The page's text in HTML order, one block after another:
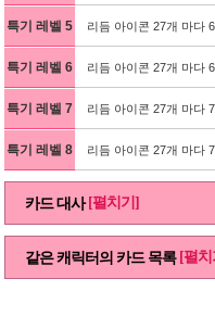
특기 레벨 5 리듬 아이콘 27개 마다
특기 레벨 6 리듬 아이콘 27개 마다
특기 레벨 7 리듬 아이콘 27개 마다
특기 레벨 8 리듬 아이콘 27개 마다
카드 대사 [펼치기]
같은 캐릭터의 카드 목록 [펼치